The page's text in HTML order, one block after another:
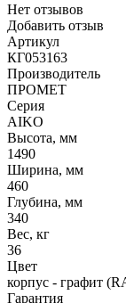
Нет отзывов
Добавить отзыв
Артикул
КГ053163
Производитель
ПРОМЕТ
Серия
AIKO
Высота, мм
1490
Ширина, мм
460
Глубина, мм
340
Вес, кг
36
Цвет
корпус - графит
Гарантия